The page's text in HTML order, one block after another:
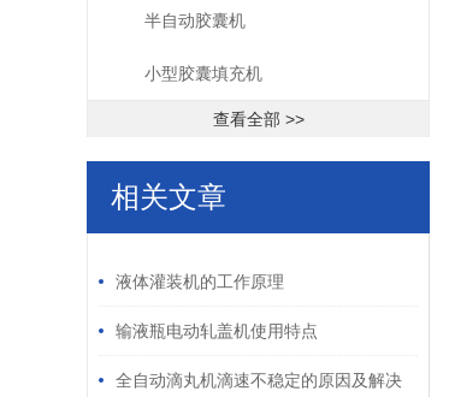
半自动胶囊机
小型胶囊填充机
查看全部 >>
相关文章
液体灌装机的工作原理
输液瓶电动轧盖机使用特点
全自动滴丸机滴速不稳定的原因及解决